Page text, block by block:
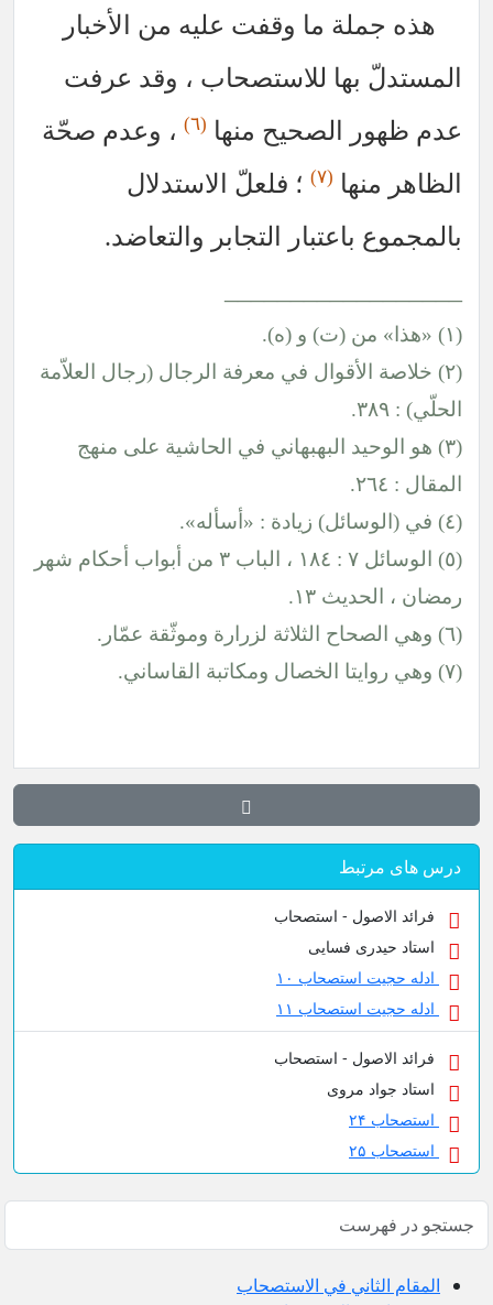
هذه جملة ما وقفت عليه من الأخبار
المستدلّ بها للاستصحاب ، وقد عرفت
عدم ظهور الصحيح منها (٦)
، وعدم صحّة
الظاهر منها (٧)
؛ فلعلّ الاستدلال
بالمجموع باعتبار التجابر والتعاضد.
(١) «هذا» من (ت) و (ه).
(٢) خلاصة الأقوال في معرفة الرجال (رجال العلاّمة
الحلّي) : ٣٨٩.
(٣) هو الوحيد البهبهاني في الحاشية على منهج
المقال : ٢٦٤.
(٤) في (الوسائل) زيادة : «أسأله».
(٥) الوسائل ٧ : ١٨٤ ، الباب ٣ من أبواب أحكام شهر
رمضان ، الحديث ١٣.
(٦) وهي الصحاح الثلاثة لزرارة وموثّقة عمّار.
(٧) وهي روايتا الخصال ومكاتبة القاساني.
درس های مرتبط
فرائد الاصول - استصحاب
استاد حیدری فسایی
ادله حجیت استصحاب ۱۰
ادله حجیت استصحاب ۱۱
فرائد الاصول - استصحاب
استاد جواد مروی
استصحاب ۲۴
استصحاب ۲۵
المقام الثاني في الاستصحاب